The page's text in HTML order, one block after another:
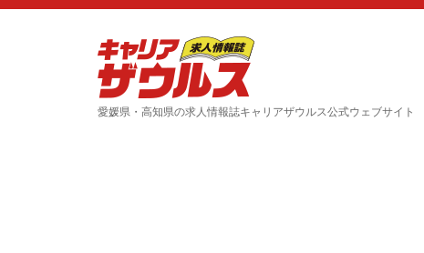
愛媛県・高知県の求人情報誌キャリアザウルス公式ウェブサイト